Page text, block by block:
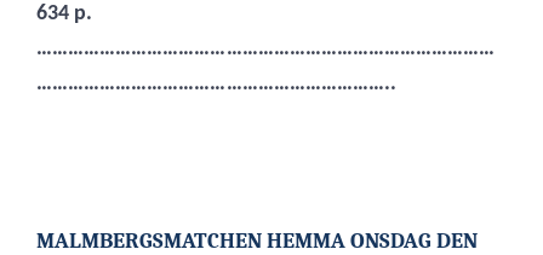
634 p.
……………………………………………………………………………
…………………………………………………………..
MALMBERGSMATCHEN HEMMA ONSDAG DEN